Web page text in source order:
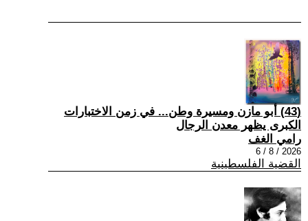
(43) أبو مازن ومسيرة وطن... في زمن الاختبارات
الكبرى يظهر معدن الرجال
رامي الغف
2026 / 8 / 6
القضية الفلسطينية